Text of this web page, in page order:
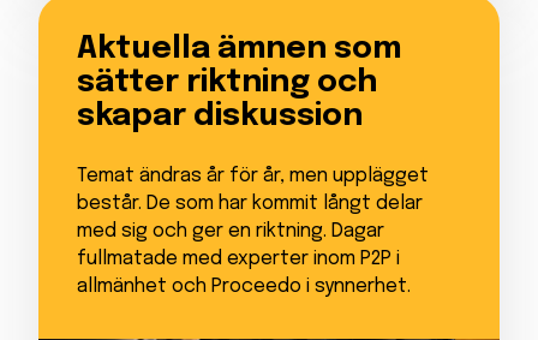
Aktuella ämnen som
sätter riktning och
skapar diskussion
Temat ändras år för år, men upplägget
består. De som har kommit långt delar
med sig och ger en riktning. Dagar
fullmatade med experter inom P2P i
allmänhet och Proceedo i synnerhet.